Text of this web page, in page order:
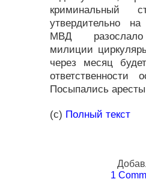
криминальный
утвердительно
МВД разослало
милиции
через месяц
Посыпались
(с) Полный текст
1